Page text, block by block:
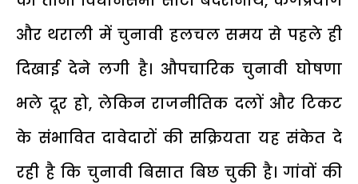
और थराली में चुनावी हलचल समय से पहले ही
दिखाई देने लगी है। औपचारिक चुनावी घोषणा
भले दूर हो, लेकिन राजनीतिक दलों और टिकट
के संभावित दावेदारों की सक्रियता यह संकेत दे
रही है कि चुनावी बिसात बिछ चुकी है। गांवों की